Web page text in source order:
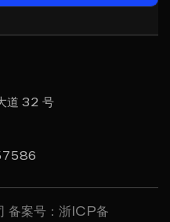
道 32 号
备案号：浙ICP备